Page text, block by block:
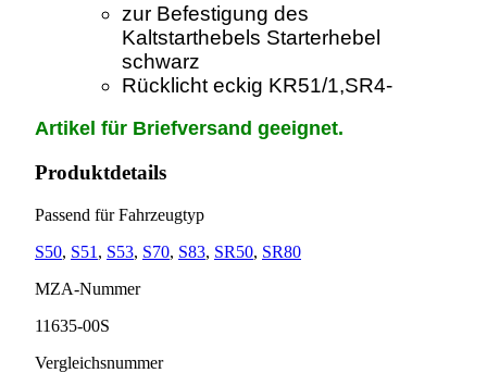
zur Befestigung des
Kaltstarthebels Starterhebel
schwarz
Rücklicht eckig KR51/1,SR4-
Artikel für Briefversand geeignet.
Produktdetails
Passend für Fahrzeugtyp
S50, S51 , S53, S70, S83, SR50, SR80
MZA-Nummer
11635-00S
Vergleichsnummer